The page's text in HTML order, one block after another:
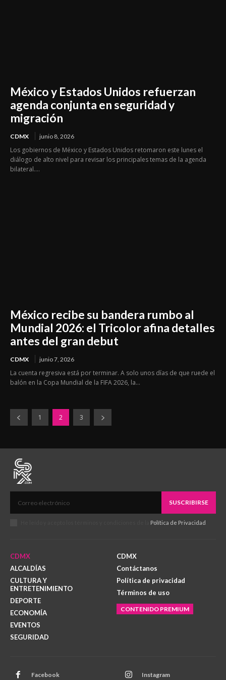
México y Estados Unidos refuerzan
agenda conjunta en seguridad y
migración
CDMX junio 8, 2026
Los gobiernos de México y Estados Unidos retomaron este lunes el
diálogo de alto nivel para revisar los principales temas de la agenda
bilateral....
México recibe su bandera rumbo al
Mundial 2026: el Tricolor afina detalles
antes del gran debut
CDMX junio 7, 2026
La cuenta regresiva está por terminar. A solo unos días de que ruede el
balón en la Copa Mundial de la FIFA 2026, la...
1 2 3
SUSCRIBIRSE
Política de Privacidad
CDMX
ALCALDÍAS
CULTURA Y
ENTRETENIMIENTO
DEPORTE
ECONOMÍA
EVENTOS
SEGURIDAD
CDMX
Contáctanos
Política de privacidad
Términos de uso
CONTENIDO PREMIUM
Facebook Instagram